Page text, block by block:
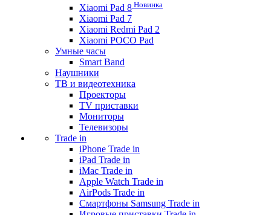
Xiaomi Pad 8 Новинка
Xiaomi Pad 7
Xiaomi Redmi Pad 2
Xiaomi POCO Pad
Умные часы
Smart Band
Наушники
ТВ и видеотехника
Проекторы
TV приставки
Мониторы
Телевизоры
Trade in
iPhone Trade in
iPad Trade in
iMac Trade in
Apple Watch Trade in
AirPods Trade in
Смартфоны Samsung Trade in